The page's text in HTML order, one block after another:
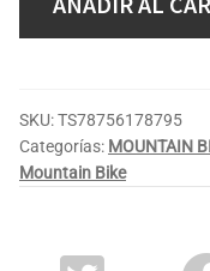
SKU:TS78756178795
Categorías: MOUNTAIN
Mountain Bike